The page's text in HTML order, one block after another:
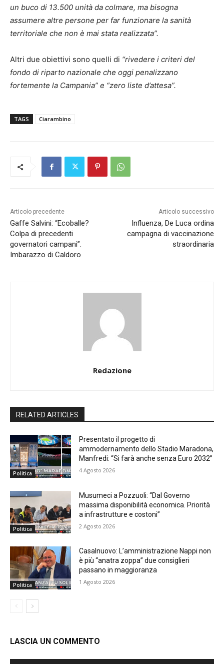
un buco di 13.500 unità da colmare, ma bisogna
assumere altre persone per far funzionare la sanità
territoriale che non è mai stata realizzata”.
Altri due obiettivi sono quelli di “rivedere i criteri del
fondo di riparto nazionale che oggi penalizzano
fortemente la Campania” e “zero liste d’attesa”.
TAGS Ciarambino
Articolo precedente
Gaffe Salvini: “Ecoballe?
Colpa di precedenti
governatori campani”.
Imbarazzo di Caldoro
Articolo successivo
Influenza, De Luca ordina
campagna di vaccinazione
straordinaria
Redazione
RELATED ARTICLES
Politica
Presentato il progetto di
ammodernamento dello Stadio Maradona,
Manfredi: “Si farà anche senza Euro 2032”
4 Agosto 2026
Politica
Musumeci a Pozzuoli: “Dal Governo
massima disponibilità economica. Priorità
a infrastrutture e costoni”
2 Agosto 2026
Politica
Casalnuovo: L’amministrazione Nappi non
è più “anatra zoppa” due consiglieri
passano in maggioranza
1 Agosto 2026
LASCIA UN COMMENTO